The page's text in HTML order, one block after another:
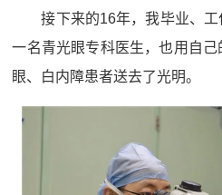
接下来的16年，我毕业、
一名青光眼专科医生，也用自
眼、白内障患者送去了光明。